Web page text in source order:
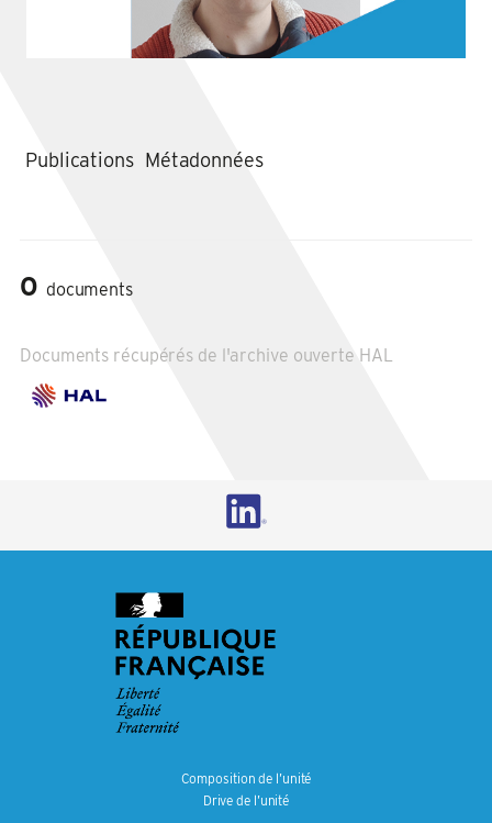
Publications Métadonnées
0 documents
Documents récupérés de l'archive ouverte HAL
Composition de l’unité
Drive de l’unité